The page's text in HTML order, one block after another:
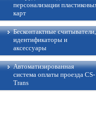
персонализации
карт
Бесконтактные считыватели,
идентификаторы и
аксессуары
Автоматизированная
система оплаты проезда CS-
Trans